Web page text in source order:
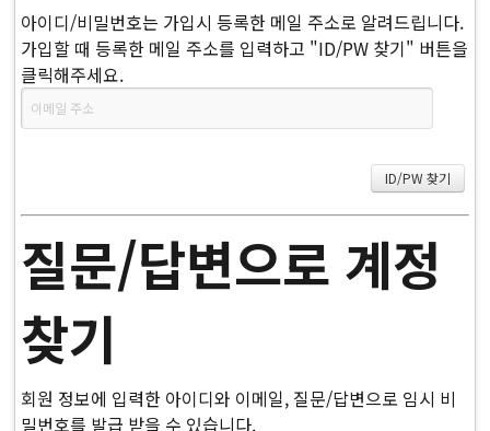
아이디/비밀번호는 가입시 등록한 메일 주소로 알려드립니다.
가입할 때 등록한 메일 주소를 입력하고 "ID/PW 찾기" 버튼을
클릭해주세요.
질문/답변으로 계정
찾기
회원 정보에 입력한 아이디와 이메일, 질문/답변으로 임시 비
밀번호를 발급 받을 수 있습니다.